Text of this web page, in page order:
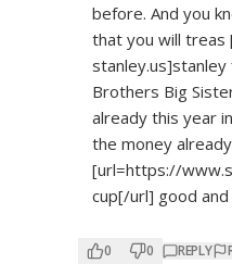
before. And you
that you will treas
stanley.us]stanley
Brothers Big
already this year
the money
[url=https://
cup[/url] good
0 0 REPLY